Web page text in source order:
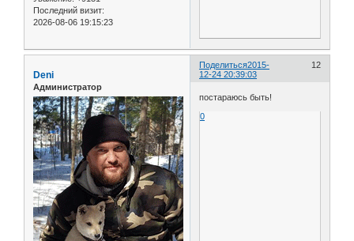
Последний визит:
2026-08-06 19:15:23
Поделиться 12
2015-
12-24 20:39:03
Deni
Администратор
постараюсь быть!
0